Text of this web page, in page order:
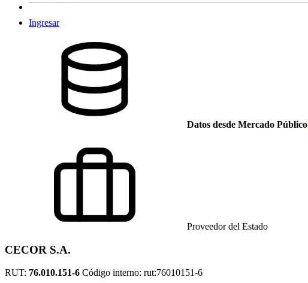
Ingresar
Datos desde Mercado Público
Proveedor del Estado
CECOR S.A.
RUT: 76.010.151-6 Código interno: rut:76010151-6